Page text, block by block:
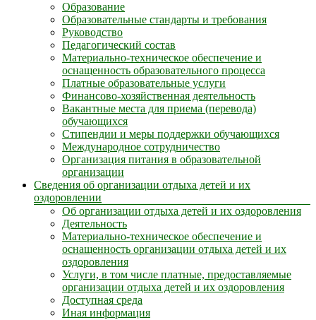
Образование
Образовательные стандарты и требования
Руководство
Педагогический состав
Материально-техническое обеспечение и
оснащенность образовательного процесса
Платные образовательные услуги
Финансово-хозяйственная деятельность
Вакантные места для приема (перевода)
обучающихся
Стипендии и меры поддержки обучающихся
Международное сотрудничество
Организация питания в образовательной
организации
Сведения об организации отдыха детей и их
оздоровлении
Об организации отдыха детей и их оздоровления
Деятельность
Материально-техническое обеспечение и
оснащенность организации отдыха детей и их
оздоровления
Услуги, в том числе платные, предоставляемые
организации отдыха детей и их оздоровления
Доступная среда
Иная информация